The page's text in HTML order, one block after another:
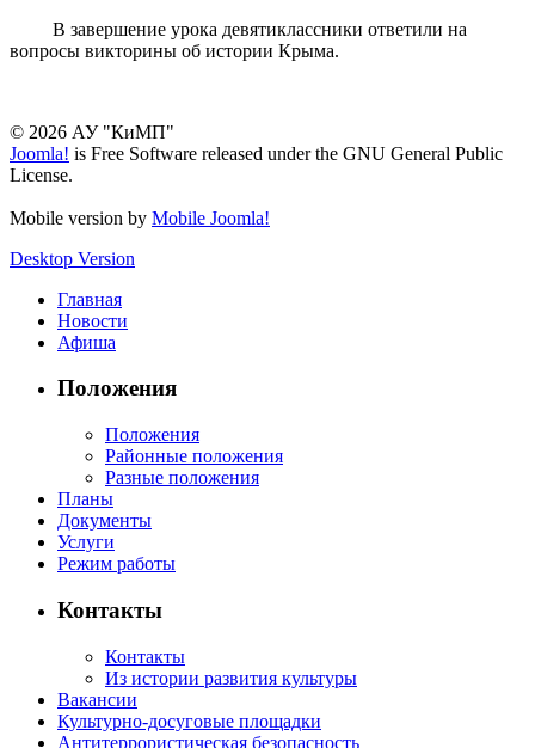
В завершение урока девятиклассники ответили на
вопросы викторины об истории Крыма.
© 2026 АУ "КиМП"
Joomla! is Free Software released under the GNU General Public
License.
Mobile version by Mobile Joomla!
Desktop Version
Главная
Новости
Афиша
Положения
Положения
Районные положения
Разные положения
Планы
Документы
Услуги
Режим работы
Контакты
Контакты
Из истории развития культуры
Вакансии
Культурно-досуговые площадки
Антитеррористическая безопасность